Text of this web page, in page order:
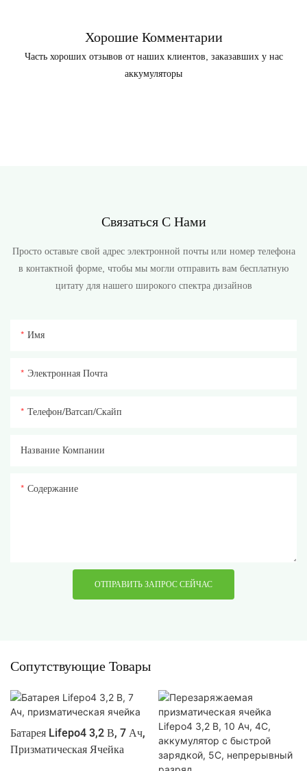
Хорошие Комментарии
Часть хороших отзывов от наших клиентов, заказавших у нас
аккумуляторы
Связаться С Нами
Просто оставьте свой адрес электронной почты или номер телефона
в контактной форме, чтобы мы могли отправить вам бесплатную
цитату для нашего широкого спектра дизайнов
Имя
Электронная Почта
Телефон/ватсап/скайп
Название Компании
Содержание
ОТПРАВИТЬ ЗАПРОС СЕЙЧАС
Сопутствующие Товары
Батарея Lifepo4 3,2 В, 7 Ач,
Призматическая Ячейка